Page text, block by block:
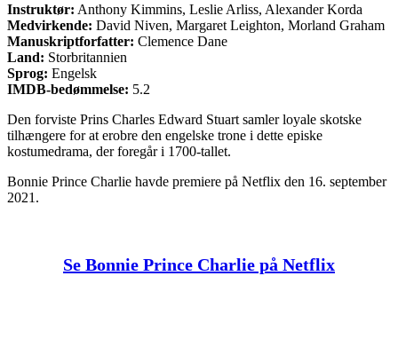
Instruktør: Anthony Kimmins, Leslie Arliss, Alexander Korda
Medvirkende: David Niven, Margaret Leighton, Morland Graham
Manuskriptforfatter: Clemence Dane
Land: Storbritannien
Sprog: Engelsk
IMDB-bedømmelse: 5.2
Den forviste Prins Charles Edward Stuart samler loyale skotske
tilhængere for at erobre den engelske trone i dette episke
kostumedrama, der foregår i 1700-tallet.
Bonnie Prince Charlie havde premiere på Netflix den 16. september
2021.
Se Bonnie Prince Charlie på Netflix